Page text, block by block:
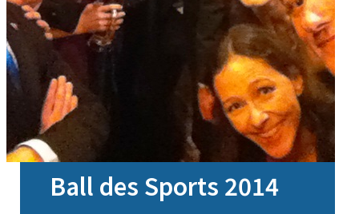
Ball des Sports 2014